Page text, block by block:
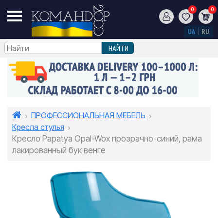
0 0
UA RU
ПРОФЕССИОНАЛЬНАЯ МЕБЕЛЬ
Кресла стулья
Кресло Papatya Opal-Wox прозрачно-синий, рама
лакированный бук венге